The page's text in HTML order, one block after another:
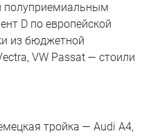
полуприемиальным
D по европейской
из бюджетной
VW Passat — стоили
тройка — Audi A4,